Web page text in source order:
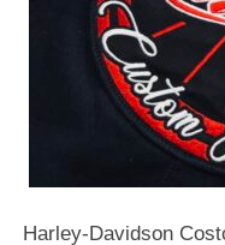
Harley-Davidson